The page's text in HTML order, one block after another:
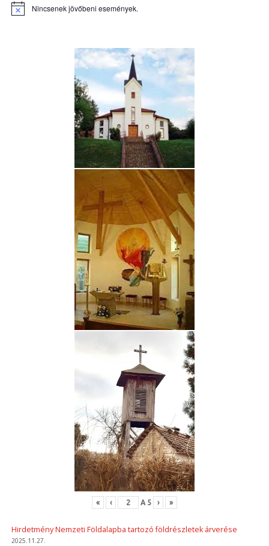
Nincsenek jövőbeni események.
« ‹ A 5 › »
Hirdetmény Nemzeti Földalapba tartozó földrészletek árverése
2025.11.27.